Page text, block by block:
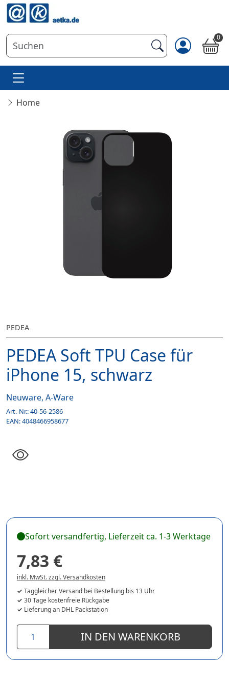
0
Home
PEDEA
PEDEA Soft TPU Case für
iPhone 15, schwarz
Neuware, A-Ware
Art.-Nr.:40-56-2586
EAN:4048466958677
Sofort versandfertig, Lieferzeit ca. 1-3 Werktage
7,83 €
inkl. MwSt. zzgl. Versandkosten
Taggleicher Versand bei Bestellung bis 13 Uhr
30 Tage kostenfreie Rückgabe
Lieferung an DHL Packstation
IN DEN WARENKORB